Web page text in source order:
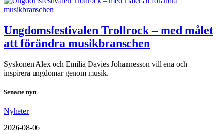
Ungdomsfestivalen Trollrock – med målet
att förändra musikbranschen
Syskonen Alex och Emilia Davies Johannesson vill ena och
inspirera ungdomar genom musik.
Senaste nytt
Nyheter
2026-08-06